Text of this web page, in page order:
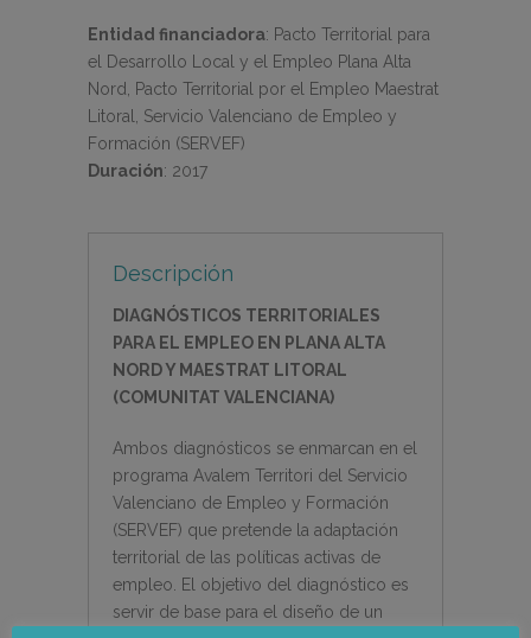
Entidad financiadora: Pacto Territorial para
el Desarrollo Local y el Empleo Plana Alta
Nord, Pacto Territorial por el Empleo Maestrat
Litoral, Servicio Valenciano de Empleo y
Formación (SERVEF)
Duración: 2017
Descripción
DIAGNÓSTICOS TERRITORIALES
PARA EL EMPLEO EN PLANA ALTA
NORD Y MAESTRAT LITORAL
(COMUNITAT VALENCIANA)
Ambos diagnósticos se enmarcan en el
programa Avalem Territori del Servicio
Valenciano de Empleo y Formación
(SERVEF) que pretende la adaptación
territorial de las políticas activas de
empleo. El objetivo del diagnóstico es
servir de base para el diseño de un